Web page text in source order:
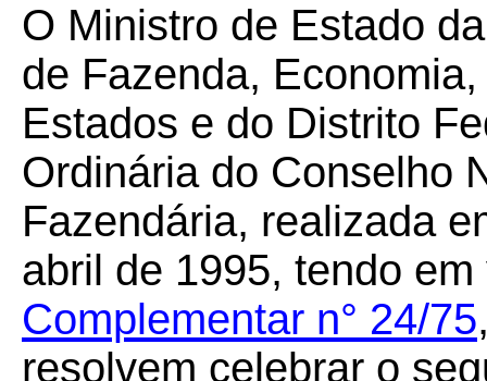
O Ministro de Estado
de Fazenda,
Estados e do Distrito
Ordinária do Conselho
Fazendária, realizada
abril de 1995, tendo
Complementar n° 24/75
resolvem celebrar o